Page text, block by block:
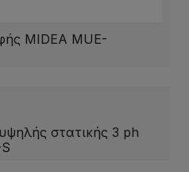
MIDEA MUE-
στατικής 3 ph